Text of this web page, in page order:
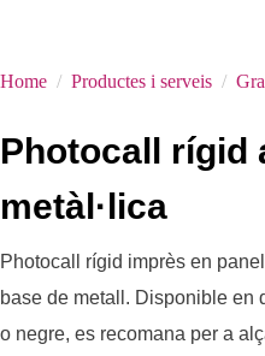
Home Productes i serveis
Photocall rígid
metàl·lica
Photocall rígid imprès en
base de metall. Disponible en
o negre, es recomana per a